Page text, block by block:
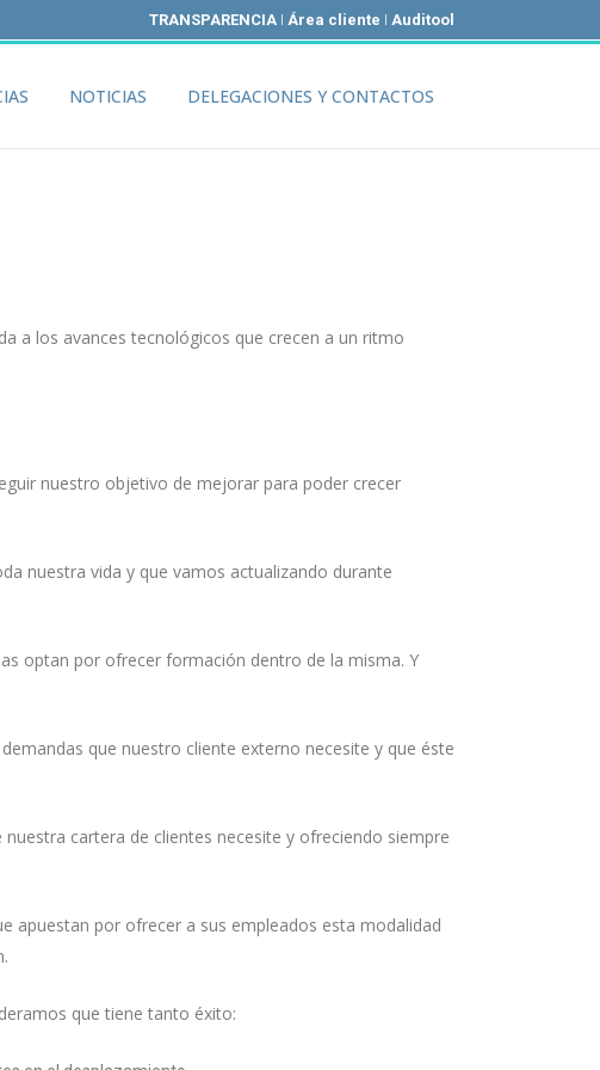
TRANSPARENCIA I Área cliente I Auditool
NOTICIAS DELEGACIONES Y CONTACTOS
a los avances tecnológicos que crecen a un ritmo
nuestro objetivo de mejorar para poder crecer
nuestra vida y que vamos actualizando durante
optan por ofrecer formación dentro de la misma. Y
que nuestro cliente externo necesite y que éste
cartera de clientes necesite y ofreciendo siempre
apuestan por ofrecer a sus empleados esta modalidad
que tiene tanto éxito:
* campos requeridos
*
Nombre y apellidos